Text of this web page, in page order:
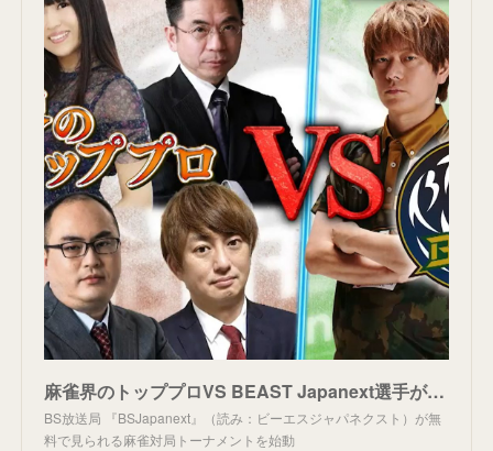
麻雀界のトッププロVS BEAST Japanext選手が熾烈な戦いを繰り広げる！新たな麻雀トーナメントを始動！10/8（日）よる10時～「タクシールpresents 麻雀トーナメント BEASTカッ
BS放送局 『BSJapanext』（読み：ビーエスジャパネクスト）が無
料で見られる麻雀対局トーナメントを始動